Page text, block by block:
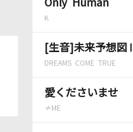
Only Human
K
[生音]未来予想図Ⅱ
DREAMS COME TRUE
愛くださいませ
≠ME